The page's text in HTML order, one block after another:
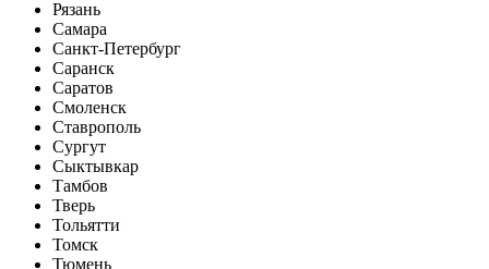
Рязань
Самара
Санкт-Петербург
Саранск
Саратов
Смоленск
Ставрополь
Сургут
Сыктывкар
Тамбов
Тверь
Тольятти
Томск
Тюмень